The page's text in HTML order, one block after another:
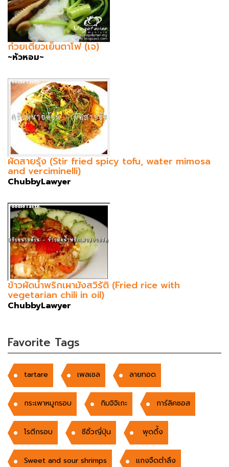
ก๋วยเตี๋ยวเย็นตาโฟ (เจ)
~หัวหอม~
ผัดสายรุ้ง (Stir fried spicy tofu, water mimosa
and verciminelli)
ChubbyLawyer
ข้าวผัดน้ำพริกเผามังสวิรัติ (Fried rice with
vegetarian chili in oil)
ChubbyLawyer
Favorite Tags
tartare เพลเซล ลายทอด
กระเพาหมูกรอบ กิมจิจิเกะ การ์ลิคซอส
โรตีกรอบ ซีอิ้วญี่ปุ่น พุดดิ้้ง
Sweet and sour shrimps แกงจืดตำลึง